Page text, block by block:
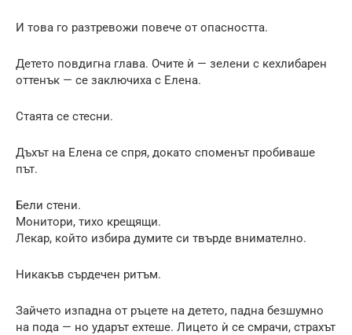
И това го разтревожи повече от опасността.
Детето повдигна глава. Очите ѝ — зелени с кехлибарен
оттенък — се заключиха с Елена.
Стаята се стесни.
Дъхът на Елена се спря, докато споменът пробиваше
път.
Бели стени.
Монитори, тихо крещящи.
Лекар, който избира думите си твърде внимателно.
Никакъв сърдечен ритъм.
Зайчето изпадна от ръцете на детето, падна безшумно
на пода — но ударът ехтеше. Лицето ѝ се смрачи, страхът